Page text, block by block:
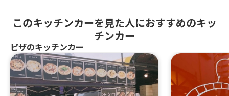
このキッチンカーを見た人におすすめのキッ
チンカー
ピザのキッチンカー